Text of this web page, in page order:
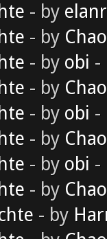
- by
- by
- by obi -
- by
- by obi -
- by
- by obi -
- by
- by